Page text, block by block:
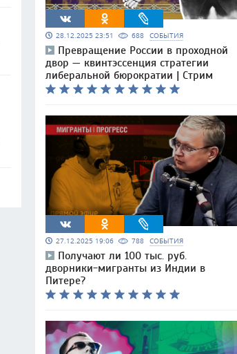
28.12.2025 23:51 688 СОБЫТИЯ
Превращение России в проходной
двор — квинтэссенция стратегии
либеральной бюрократии | Стрим
27.12.2025 19:06 788 СОБЫТИЯ
Получают ли 100 тыс. руб.
дворники-мигранты из Индии в
Питере?